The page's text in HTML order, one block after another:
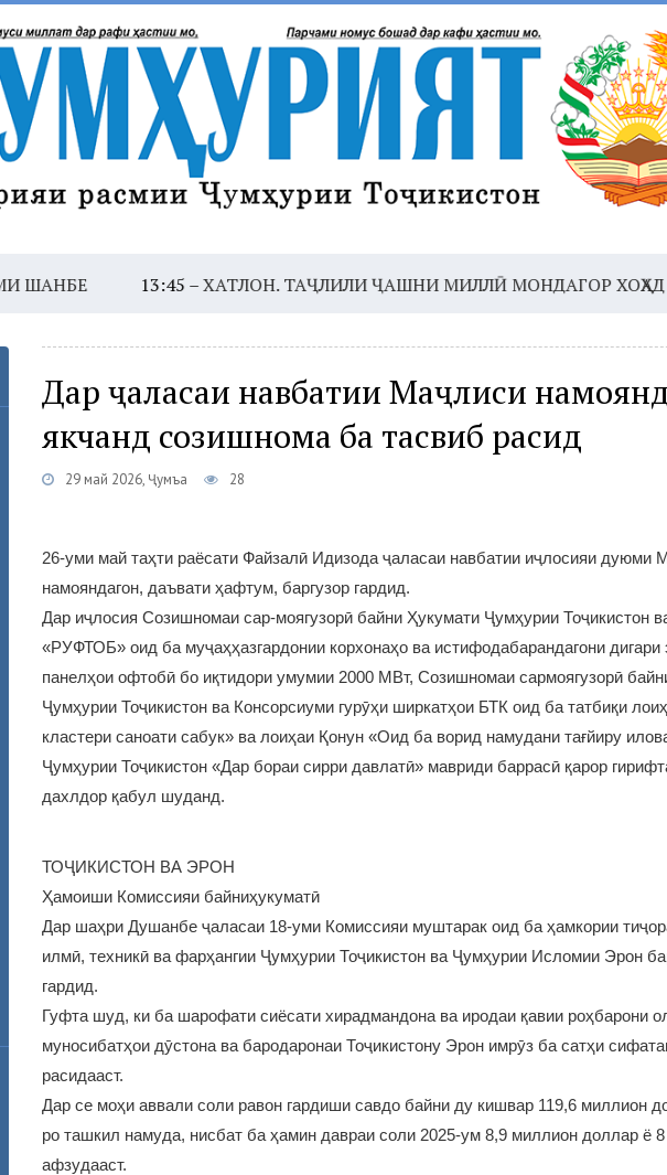
13:45 – ХАТЛОН. ТАҶЛИЛИ ҶАШНИ МИЛЛӢ МОНДАГОР ХОҲАД БУД
Дар ҷаласаи навбатии Маҷлиси
якчанд созишнома ба тасвиб расид
29 май 2026, Ҷумъа 28
26-уми май таҳти раёсати Файзалӣ Идизода ҷаласаи навбатии иҷлосияи дуюми
намояндагон, даъвати ҳафтум, баргузор гардид.
Дар иҷлосия Созишномаи сар-моягузорӣ байни Ҳукумати Ҷумҳурии Тоҷикистон
«РУФТОБ» оид ба муҷаҳҳазгардонии корхонаҳо ва истифодабарандагони дигари
панелҳои офтобӣ бо иқтидори умумии 2000 МВт, Созишномаи сармоягузорӣ
Ҷумҳурии Тоҷикистон ва Консорсиуми гурӯҳи ширкатҳои БТК оид ба татбиқи
кластери саноати сабук» ва лоиҳаи Қонун «Оид ба ворид намудани тағйиру
Ҷумҳурии Тоҷикистон «Дар бораи сирри давлатӣ» мавриди баррасӣ қарор
дахлдор қабул шуданд.
ТОҶИКИСТОН ВА ЭРОН
Ҳамоиши Комиссияи байниҳукуматӣ
Дар шаҳри Душанбе ҷаласаи 18-уми Комиссияи муштарак оид ба ҳамкории
илмӣ, техникӣ ва фарҳангии Ҷумҳурии Тоҷикистон ва Ҷумҳурии Исломии Эрон
гардид.
Гуфта шуд, ки ба шарофати сиёсати хирадмандона ва иродаи қавии роҳбарони
муносибатҳои дӯстона ва бародаронаи Тоҷикистону Эрон имрӯз ба сатҳи
расидааст.
Дар се моҳи аввали соли равон гардиши савдо байни ду кишвар 119,6 миллион
ро ташкил намуда, нисбат ба ҳамин давраи соли 2025-ум 8,9 миллион доллар ё
афзудааст.